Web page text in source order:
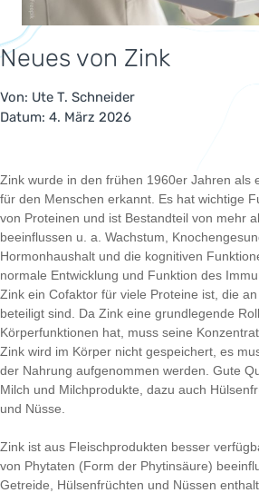
Neues von Zink
Von: Ute T. Schneider
Datum: 4. März 2026
Zink wurde in den frühen 1960er Jahren als
für den Menschen erkannt. Es hat wichtige
von Proteinen und ist Bestandteil von mehr
beeinflussen u. a. Wachstum,
Hormonhaushalt und die kognitiven
normale Entwicklung und Funktion des
Zink ein Cofaktor für viele Proteine ist, die
beteiligt sind. Da Zink eine grundlegende
Körperfunktionen hat, muss seine
Zink wird im Körper nicht gespeichert, es
der Nahrung aufgenommen werden. Gute
Milch und Milchprodukte, dazu auch
und Nüsse.
Zink ist aus Fleischprodukten besser
von Phytaten (Form der Phytinsäure)
Getreide, Hülsenfrüchten und Nüssen